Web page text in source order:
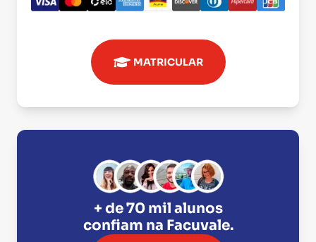
MATRICULAR
+ de 70 mil alunos
confiam na Facuvale.